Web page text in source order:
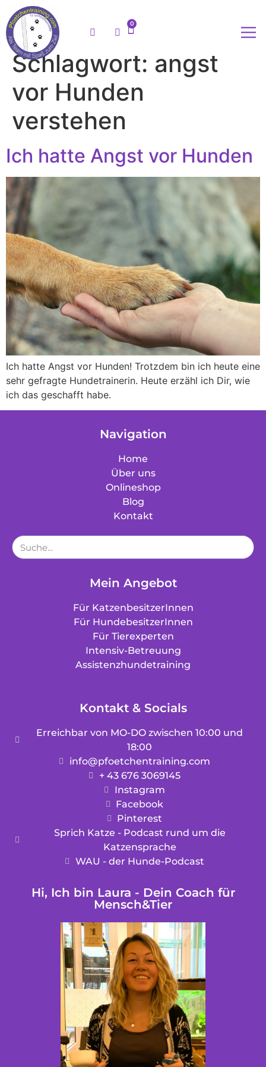
0
Schlagwort: angst
vor Hunden
verstehen
Ich hatte Angst vor Hunden
Ich hatte Angst vor Hunden! Trotzdem bin ich heute eine
sehr gefragte Hundetrainerin. Heute erzähl ich Dir, wie
ich das geschafft habe.
Navigation
Home
Über uns
Onlineshop
Blog
Kontakt
Mein Angebot
Für KatzenbesitzerInnen
Für HundebesitzerInnen
Für Tierexperten
Intensiv-Betreuung
Assistenzhundetraining
Kontakt & Socials
Erreichbar von MO-DO zwischen 10:00 und
18:00
info@pfoetchentraining.com
+ 43 676 3069145
Instagram
Facebook
Pinterest
Sprich Katze - Podcast rund um die
Katzensprache
WAU - der Hunde-Podcast
Hi, Ich bin Laura - Dein Coach für
Mensch&Tier